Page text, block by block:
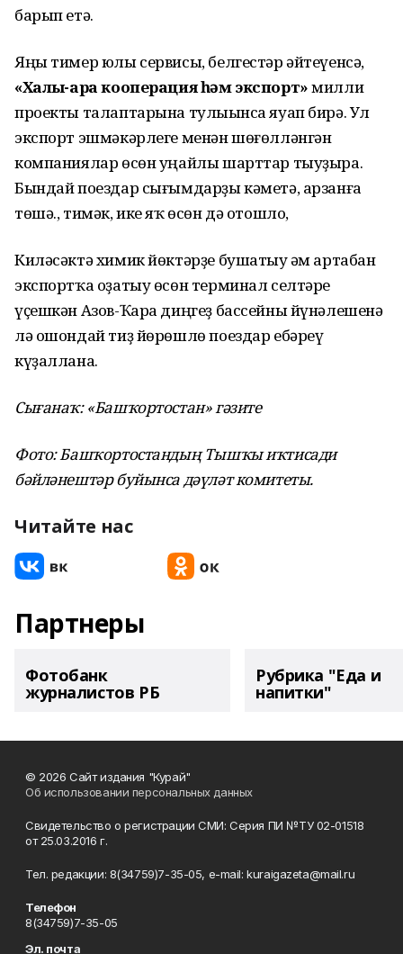
барып етә.
Яңы тимер юлы сервисы, белгестәр әйтеүенсә,
«Халыҡ-ара кооперация һәм экспорт»милли
проекты талаптарына тулыһынса яуап бирә. Ул
экспорт эшмәкәрлеге менән шөғөлләнгән
компаниялар өсөн уңайлы шарттар тыуҙыра.
Бындай поездар сығымдарҙы кәметә, арзанға
төшә., тимәк, ике яҡ өсөн дә отошло,
Киләсәктә химик йөктәрҙе бушатыу һәм артабан
экспортҡа оҙатыу өсөн терминал селтәре
үҫешкән Азов-Ҡара диңгеҙ бассейны йүнәлешенә
лә ошондай тиҙ йөрөшлө поездар ебәреү
күҙаллана.
Сығанаҡ: «Башҡортостан» гәзите
Фото: Башҡортостандың Тышҡы иҡтисади
бәйләнештәр буйынса дәүләт комитеты.
Читайте нас
Партнеры
Фотобанк
журналистов РБ
Рубрика "Еда и
напитки"
© 2026 Сайт издания "Курай"
Об использовании персональных данных
Свидетельство о регистрации СМИ: Серия ПИ №ТУ 02-01518
от 25.03.2016 г.
Тел. редакции: 8(34759)7-35-05, e-mail: kuraigazeta@mail.ru
Телефон
8(34759)7-35-05
Эл. почта